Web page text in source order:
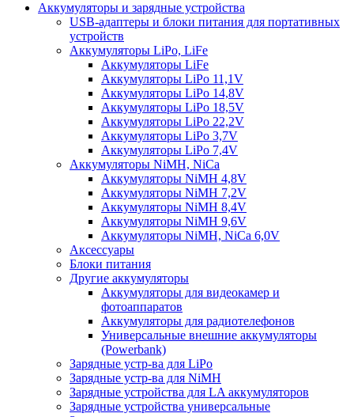
Аккумуляторы и зарядные устройства
USB-адаптеры и блоки питания для портативных
устройств
Аккумуляторы LiPo, LiFe
Аккумуляторы LiFe
Аккумуляторы LiPo 11,1V
Аккумуляторы LiPo 14,8V
Аккумуляторы LiPo 18,5V
Аккумуляторы LiPo 22,2V
Аккумуляторы LiPo 3,7V
Аккумуляторы LiPo 7,4V
Аккумуляторы NiMH, NiCa
Аккумуляторы NiMH 4,8V
Аккумуляторы NiMH 7,2V
Аккумуляторы NiMH 8,4V
Аккумуляторы NiMH 9,6V
Аккумуляторы NiMH, NiCa 6,0V
Аксессуары
Блоки питания
Другие аккумуляторы
Аккумуляторы для видеокамер и
фотоаппаратов
Аккумуляторы для радиотелефонов
Универсальные внешние аккумуляторы
(Powerbank)
Зарядные устр-ва для LiPo
Зарядные устр-ва для NiMH
Зарядные устройства для LA аккумуляторов
Зарядные устройства универсальные